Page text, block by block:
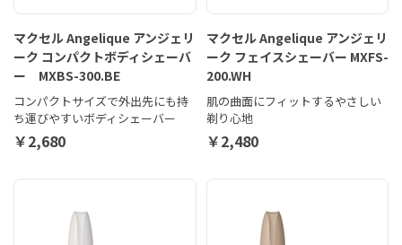
マクセル Angelique アンジェリ
ーク コンパクトボディシェーバ
ー MXBS-300.BE
コンパクトサイズで外出先にも持
ち運びやすいボディシェーバー
￥2,680
マクセル Angelique アンジェリ
ーク フェイスシェーバー MXFS-
200.WH
肌の曲面にフィットするやさしい
剃り心地
￥2,480